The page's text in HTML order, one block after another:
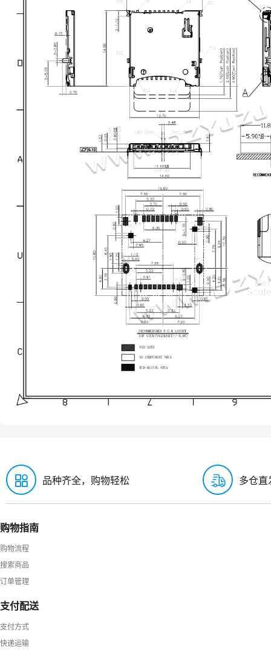
品种齐全，购物轻松 多仓直
购物指南
购物流程
搜索商品
订单管理
支付配送
支付方式
快递运输